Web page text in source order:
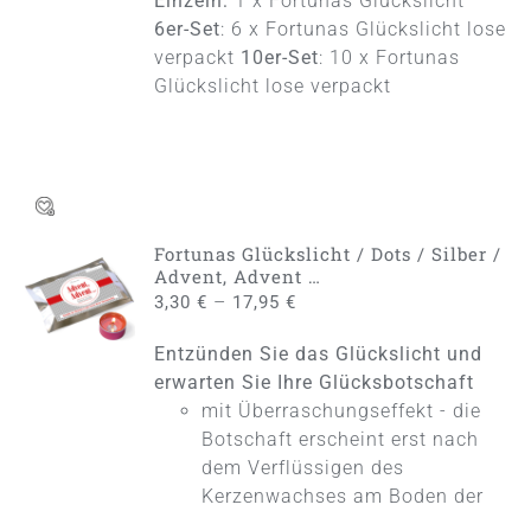
6er-Set: 6 x Fortunas Glückslicht lose
verpackt 10er-Set: 10 x Fortunas
Glückslicht lose verpackt
AUSFÜHRUNG
WÄHLEN
DIESES
PRODUKT
MEHRERE
/
DETAILS
Fortunas Glückslicht / Dots / Silber /
Advent, Advent …
3,30€ – 17,95€
Entzünden Sie das Glückslicht und
erwarten Sie Ihre Glücksbotschaft
mit Überraschungseffekt - die
Botschaft erscheint erst nach
dem Verflüssigen des
Kerzenwachses am Boden der